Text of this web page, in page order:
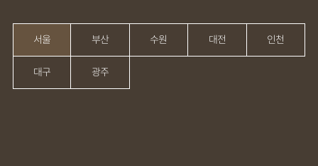
서울 부산 수원 대전 인천
대구 광주